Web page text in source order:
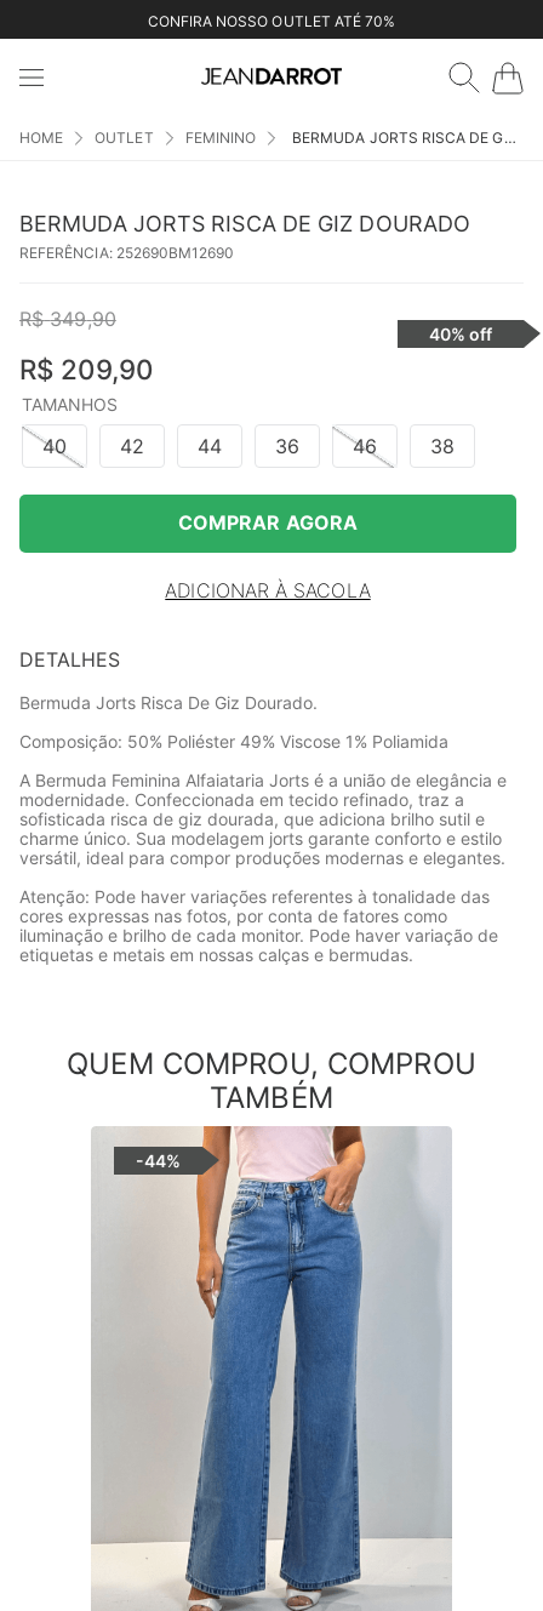
CONFIRA NOSSO OUTLET ATÉ 70%
OUTLET FEMININO BERMUDA JORTS RISCA DE GIZ DOURADO
BERMUDA JORTS RISCA DE GIZ DOURADO
REFERÊNCIA: 252690BM12690
R$ 349,90
R$ 209,90
40% off
TAMANHOS
40 42 44 36 46 38
COMPRAR AGORA
ADICIONAR À SACOLA
DETALHES
Bermuda Jorts Risca De Giz Dourado.
Composição: 50% Poliéster 49% Viscose 1% Poliamida
A Bermuda Feminina Alfaiataria Jorts é a união de elegância e
modernidade. Confeccionada em tecido refinado, traz a
sofisticada risca de giz dourada, que adiciona brilho sutil e
charme único. Sua modelagem jorts garante conforto e estilo
versátil, ideal para compor produções modernas e elegantes.
Atenção: Pode haver variações referentes à tonalidade das
cores expressas nas fotos, por conta de fatores como
iluminação e brilho de cada monitor. Pode haver variação de
etiquetas e metais em nossas calças e bermudas.
QUEM COMPROU, COMPROU
TAMBÉM
-44%